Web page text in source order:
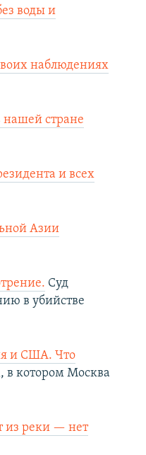
воды и
наблюдениях
нашей стране
и всех
Азии
Суд
в убийстве
и США. Что
в котором Москва
из реки — нет